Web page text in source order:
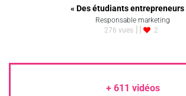
« Des étudiants entrepreneurs
Responsable marketing
276 vues
2
+ 611 vidéos